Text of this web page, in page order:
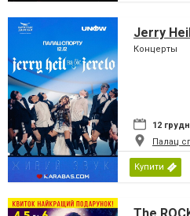
Jerry Heil
Концерты
12
Палац
Купити